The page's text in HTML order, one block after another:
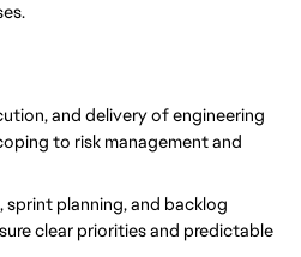
and delivery of engineering
to risk management and
sprint planning, and backlog
clear priorities and predictable